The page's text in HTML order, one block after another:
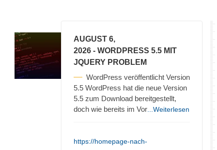
AUGUST 6,
2026 - WORDPRESS 5.5 MIT
JQUERY PROBLEM
WordPress veröffentlicht Version
5.5 WordPress hat die neue Version
5.5 zum Download bereitgestellt,
doch wie bereits im Vor ...Weiterlesen
https://homepage-nach-